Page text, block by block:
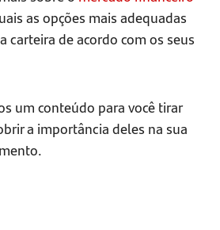
as opções mais adequadas
carteira de acordo com os seus
um conteúdo para você tirar
a importância deles na sua